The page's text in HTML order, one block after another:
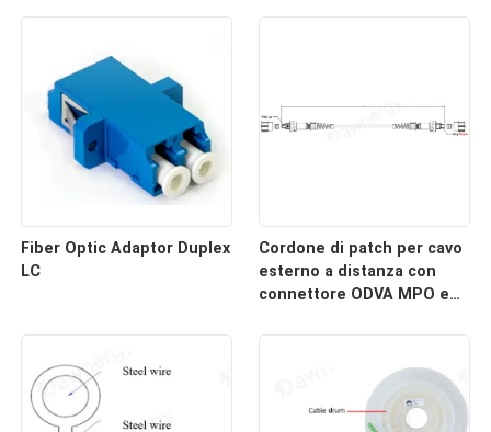
Fiber Optic Adaptor Duplex
LC
Cordone di patch per cavo
esterno a distanza con
connettore ODVA MPO e